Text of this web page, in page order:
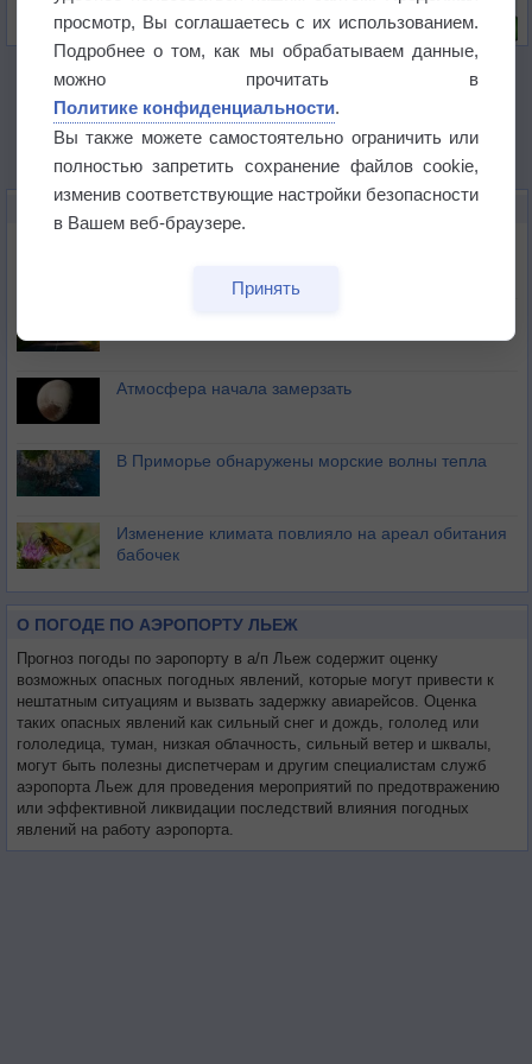
Риск задержек вылетов по метеоусловиям
Атмосфера начала замерзать
В Приморье обнаружены морские волны тепла
Изменение климата повлияло на ареал обитания
бабочек
О ПОГОДЕ ПО АЭРОПОРТУ ЛЬЕЖ
Прогноз погоды по эаропорту в а/п Льеж содержит оценку
возможных опасных погодных явлений, которые могут привести к
нештатным ситуациям и вызвать задержку авиарейсов. Оценка
таких опасных явлений как сильный снег и дождь, гололед или
гололедица, туман, низкая облачность, сильный ветер и шквалы,
могут быть полезны диспетчерам и другим специалистам служб
аэропорта Льеж для проведения мероприятий по предотвражению
или эффективной ликвидации последствий влияния погодных
явлений на работу аэропорта.
просмотр, Вы соглашаетесь с их использованием.
Подробнее о том, как мы обрабатываем данные,
можно прочитать в
Политике конфиденциальности.
Вы также можете самостоятельно ограничить или
полностью запретить сохранение файлов cookie,
изменив соответствующие настройки безопасности
в Вашем веб-браузере.
Принять